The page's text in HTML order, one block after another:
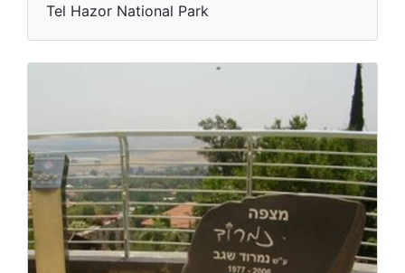
Tel Hazor National Park